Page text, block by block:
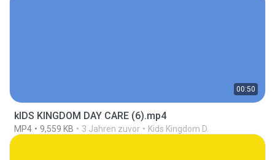
00:50
kIDS KINGDOM DAY CARE (6).mp4
MP4 9,559 KB 3 Jahren zuvor Kids Kingdom D.